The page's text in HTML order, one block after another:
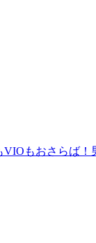
VIOもおさらば